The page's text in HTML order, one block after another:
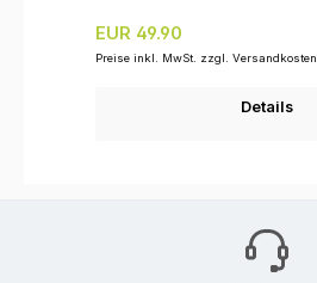
Regulärer Preis:
EUR 49.90
Preise inkl. MwSt. zzgl. Versandkosten
Details